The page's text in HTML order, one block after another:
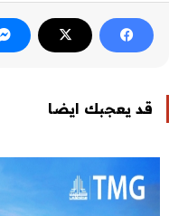
قد يعجبك ايضا